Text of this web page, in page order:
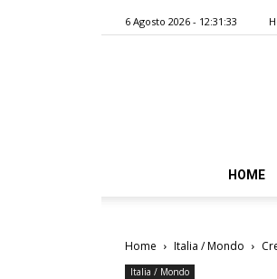
6 Agosto 2026 - 12:31:33
HOME
Home Italia / Mondo
Italia / Mondo